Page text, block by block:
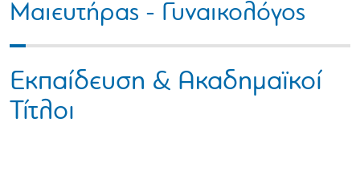
Μαιευτήρας - Γυναικολόγος
Εκπαίδευση & Ακαδημαϊκοί
Τίτλοι